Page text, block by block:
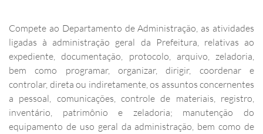
Compete ao Departamento de Administração, as atividades
ligadas à administração geral da Prefeitura, relativas ao
expediente, documentação, protocolo, arquivo, zeladoria,
bem como programar, organizar, dirigir, coordenar e
controlar, direta ou indiretamente, os assuntos concernentes
a pessoal, comunicações, controle de materiais, registro,
inventário, patrimônio e zeladoria; manutenção do
equipamento de uso geral da administração, bem como de